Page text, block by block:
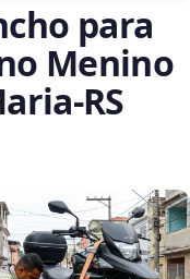
para
Menino